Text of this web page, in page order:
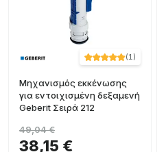
(1)
Μηχανισμός εκκένωσης
για εντοιχισμένη δεξαμενή
Geberit Σειρά 212
38,15 €
49,04 €